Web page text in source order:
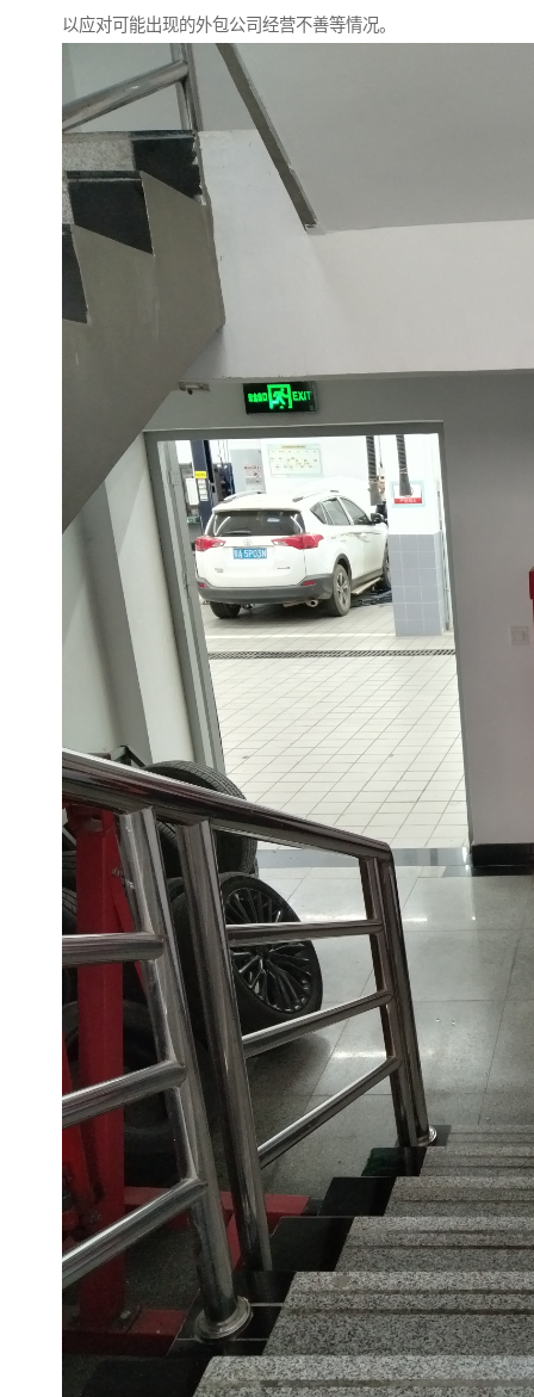
以应对可能出现的外包公司经营不善等情况。